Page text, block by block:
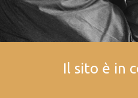
Il sito è in